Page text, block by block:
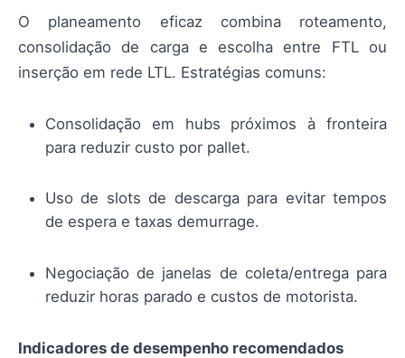
O planeamento eficaz combina roteamento,
consolidação de carga e escolha entre FTL ou
inserção em rede LTL. Estratégias comuns:
Consolidação em hubs próximos à fronteira
para reduzir custo por pallet.
Uso de slots de descarga para evitar tempos
de espera e taxas demurrage.
Negociação de janelas de coleta/entrega para
reduzir horas parado e custos de motorista.
Indicadores de desempenho recomendados